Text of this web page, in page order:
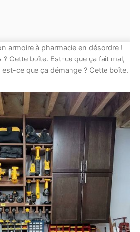
armoire à pharmacie en désordre !
? Cette boîte. Est-ce que ça fait mal,
ce que ça démange ? Cette boîte.